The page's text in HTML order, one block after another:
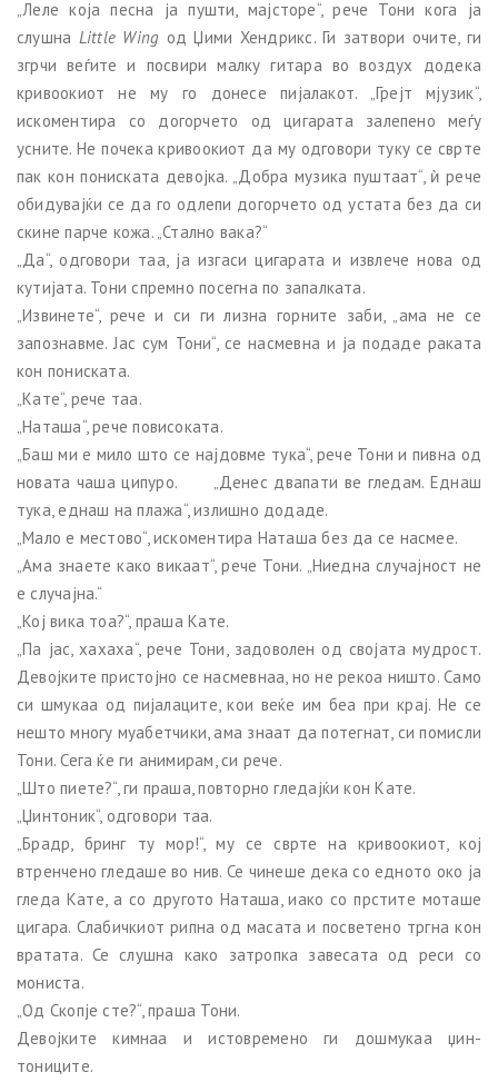
„Леле која песна ја пушти, мајсторе“, рече Тони кога ја
слушна Little Wing од Џими Хендрикс. Ги затвори очите, ги
згрчи веѓите и посвири малку гитара во воздух додека
кривоокиот не му го донесе пијалакот. „Грејт мјузик“,
искоментира со догорчето од цигарата залепено меѓу
усните. Не почека кривоокиот да му одговори туку се сврте
пак кон пониската девојка. „Добра музика пуштаат“, ѝ рече
обидувајќи се да го одлепи догорчето од устата без да си
скине парче кожа. „Стално вака?“
„Да“, одговори таа, ја изгаси цигарата и извлече нова од
кутијата. Тони спремно посегна по запалката.
„Извинете“, рече и си ги лизна горните заби, „ама не се
запознавме. Јас сум Тони“, се насмевна и ја подаде раката
кон пониската.
„Кате“, рече таа.
„Наташа“, рече повисоката.
„Баш ми е мило што се најдовме тука“, рече Тони и пивна од
новата чаша ципуро. „Денес двапати ве гледам. Еднаш
тука, еднаш на плажа“, излишно додаде.
„Мало е местово“, искоментира Наташа без да се насмее.
„Ама знаете како викаат“, рече Тони. „Ниедна случајност не
е случајна.“
„Кој вика тоа?“, праша Кате.
„Па јас, хахаха“, рече Тони, задоволен од својата мудрост.
Девојките пристојно се насмевнаа, но не рекоа ништо. Само
си шмукаа од пијалаците, кои веќе им беа при крај. Не се
нешто многу муабетчики, ама знаат да потегнат, си помисли
Тони. Сега ќе ги анимирам, си рече.
„Што пиете?“, ги праша, повторно гледајќи кон Кате.
„Џинтоник“, одговори таа.
„Брадр, бринг ту мор!“, му се сврте на кривоокиот, кој
втренчено гледаше во нив. Се чинеше дека со едното око ја
гледа Кате, а со другото Наташа, иако со прстите моташе
цигара. Слабичкиот рипна од масата и посветено тргна кон
вратата. Се слушна како затропка завесата од реси со
мониста.
„Од Скопје сте?“, праша Тони.
Девојките кимнаа и истовремено ги дошмукаа џин-
тониците.